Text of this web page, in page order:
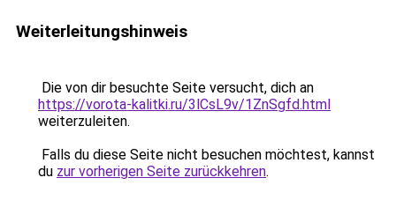
Weiterleitungshinweis
Die von dir besuchte Seite versucht, dich an
https://vorota-kalitki.ru/3lCsL9v/1ZnSgfd.html
weiterzuleiten.
Falls du diese Seite nicht besuchen möchtest, kannst
du zur vorherigen Seite zurückkehren.